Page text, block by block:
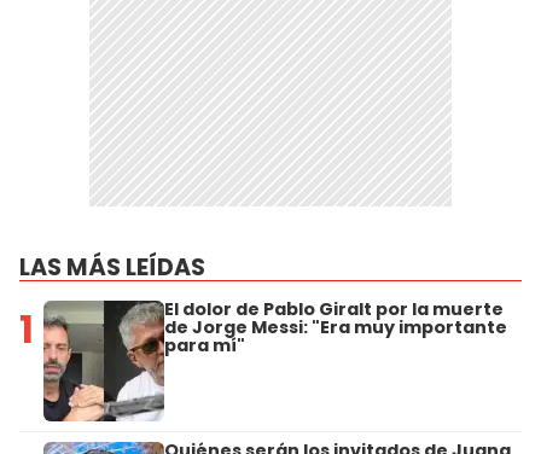
LAS MÁS LEÍDAS
1 El dolor de Pablo Giralt por la muerte
de Jorge Messi: "Era muy importante
para mí"